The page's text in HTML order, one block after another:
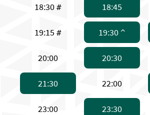
18:30 #下午6:30，高速船 。
18:45下午
19:15 #下午7:15，高速船 。
19:30 ^下午
20:00下午8:00，高速船
20:30下午
21:30下午9:30，普通渡轮
22:00下午
23:00下午11:00，高速船
23:30下午